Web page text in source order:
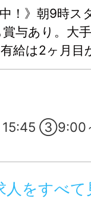
！》朝9時ス
与あり。大
給は2ヶ月目
の３つの中からご希望
人をすべて